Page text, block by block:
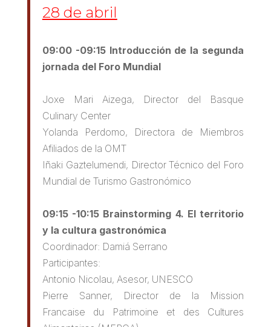
28 de abril
09:00 -09:15 Introducción de la segunda
jornada del Foro Mundial
Joxe Mari Aizega, Director del Basque
Culinary Center
Yolanda Perdomo, Directora de Miembros
Afiliados de la OMT
Iñaki Gaztelumendi, Director Técnico del Foro
Mundial de Turismo Gastronómico
09:15 -10:15 Brainstorming 4. El territorio
y la cultura gastronómica
Coordinador: Damiá Serrano
Participantes:
Antonio Nicolau, Asesor, UNESCO
Pierre Sanner, Director de la Mission
Francaise du Patrimoine et des Cultures